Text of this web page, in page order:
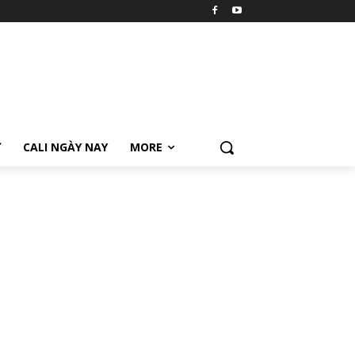
CALI NGÀY NAY MORE